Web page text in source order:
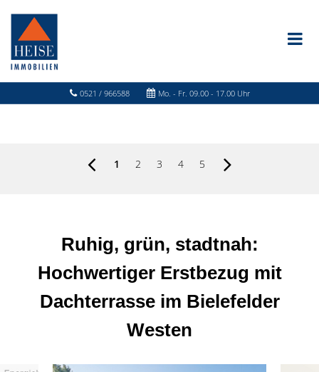
0521 / 966588 Mo. - Fr. 09.00 - 17.00 Uhr
1 2 3 4 5
Ruhig, grün, stadtnah:
Hochwertiger Erstbezug mit
Dachterrasse im Bielefelder
Westen